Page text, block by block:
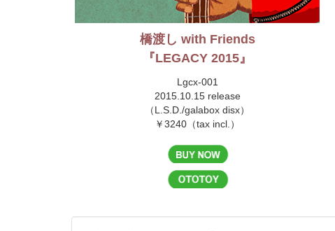
橋渡し with Friends
『LEGACY 2015』
Lgcx-001
2015.10.15 release
（L.S.D./galabox disx）
￥3240（tax incl.）